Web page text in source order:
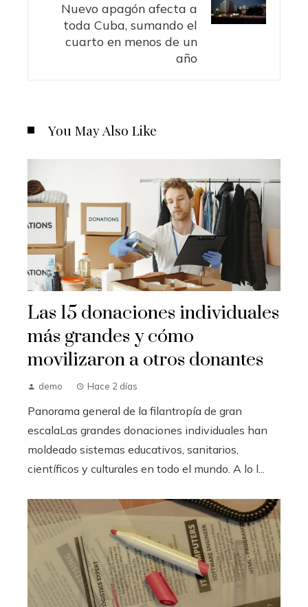
Nuevo apagón afecta a
toda Cuba, sumando el
cuarto en menos de un
año
You May Also Like
Las 15 donaciones individuales
más grandes y cómo
movilizaron a otros donantes
demo Hace 2 días
Panorama general de la filantropía de gran
escalaLas grandes donaciones individuales han
moldeado sistemas educativos, sanitarios,
científicos y culturales en todo el mundo. A lo l...